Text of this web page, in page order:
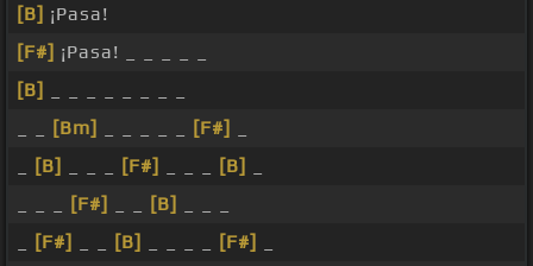
[B] ¡Pasa!
[F#] ¡Pasa! _ _ _ _ _
[B]
[Bm] [F#]
[B] [F#] [B]
[F#] [B]
[F#] [B] [F#]